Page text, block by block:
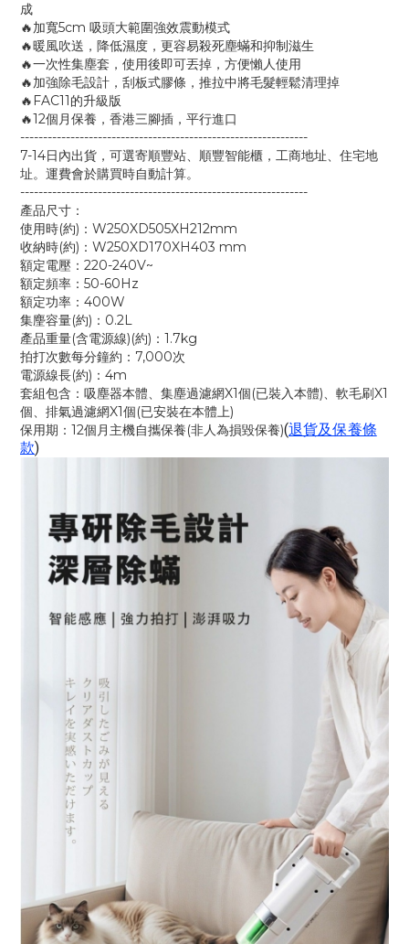
成
🔥加寬5cm 吸頭大範圍強效震動模式
🔥暖風吹送，降低濕度，更容易殺死塵蟎和抑制滋生
🔥一次性集塵套，使用後即可丟掉，方便懶人使用
🔥加強除毛設計，刮板式膠條，推拉中將毛髮輕鬆清理掉
🔥FAC11的升級版
🔥12個月保養，香港三腳插，平行進口
---------------------------------------------------------------
7-14日內出貨，可選寄順豐站、順豐智能櫃，工商地址、住宅地
址。運費會於購買時自動計算。
---------------------------------------------------------------
產品尺寸：
使用時(約)：W250XD505XH212mm
收納時(約)：W250XD170XH403 mm
額定電壓：220-240V~
額定頻率：50-60Hz
額定功率：400W
集麈容量(約)：0.2L
產品重量(含電源線)(約)：1.7kg
拍打次數每分鐘約：7,000次
電源線長(約)：4m
套組包含：吸塵器本體、集塵過濾網X1個(已裝入本體)、軟毛刷X1
個、排氣過濾網X1個(已安裝在本體上)
保用期：12個月主機自攜保養(非人為損毀保養)(退貨及保養條
款)